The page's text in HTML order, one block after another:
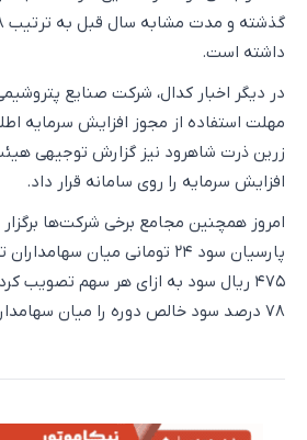
داشته است.
در دیگر اخبار کدال، شرکت صنایع
مهلت استفاده از مجوز افزایش سرمایه
زرین ذرت شاهرود نیز گزارش توجیهی
افزایش سرمایه را روی سامانه قرار داد.
امروز همچنین مجامع برخی شرکت‌ها
پارسیان سود ۲۴ تومانی میان
۴۷۵ ریال سود به ازای هر سهم تصویب
۷۸ درصد سود خالص دوره را میان سهامداران تقسیم کرد.